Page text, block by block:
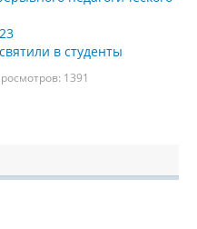
в студенты
1391